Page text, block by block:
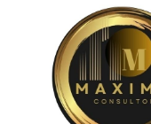
Conteúdo